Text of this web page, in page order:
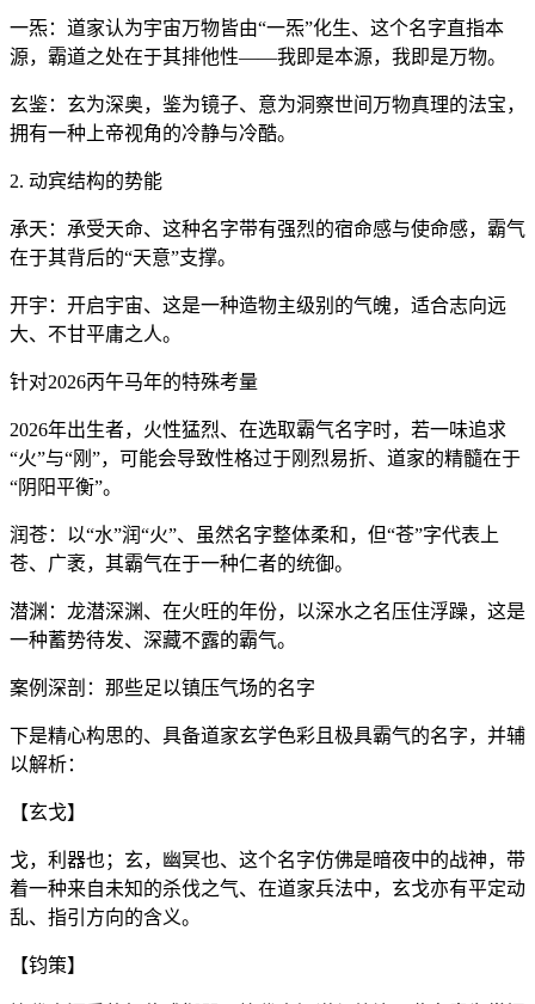
一炁：道家认为宇宙万物皆由“一炁”化生、这个名字直指本
源，霸道之处在于其排他性——我即是本源，我即是万物。
玄鉴：玄为深奥，鉴为镜子、意为洞察世间万物真理的法宝，
拥有一种上帝视角的冷静与冷酷。
2. 动宾结构的势能
承天：承受天命、这种名字带有强烈的宿命感与使命感，霸气
在于其背后的“天意”支撑。
开宇：开启宇宙、这是一种造物主级别的气魄，适合志向远
大、不甘平庸之人。
针对2026丙午马年的特殊考量
2026年出生者，火性猛烈、在选取霸气名字时，若一味追求
“火”与“刚”，可能会导致性格过于刚烈易折、道家的精髓在于
“阴阳平衡”。
润苍：以“水”润“火”、虽然名字整体柔和，但“苍”字代表上
苍、广袤，其霸气在于一种仁者的统御。
潜渊：龙潜深渊、在火旺的年份，以深水之名压住浮躁，这是
一种蓄势待发、深藏不露的霸气。
案例深剖：那些足以镇压气场的名字
下是精心构思的、具备道家玄学色彩且极具霸气的名字，并辅
以解析：
【玄戈】
戈，利器也；玄，幽冥也、这个名字仿佛是暗夜中的战神，带
着一种来自未知的杀伐之气、在道家兵法中，玄戈亦有平定动
乱、指引方向的含义。
【钧策】